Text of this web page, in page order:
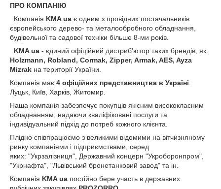
ПРО КОМПАНІЮ
Компанія KMA ua є одним з провідних постачальників
європейського дерево- та металообробного обладнання,
будівельної та садової техніки більше 8-ми років.
KMA ua - єдиний офіційний дистриб'ютор таких брендів, як:
Holzmann, Robland, Cormak, Zipper, Armak, AES, Ayza
Mizrak на території України.
Компанія має 4 офіційних представництва в Україні:
Луцьк, Київ, Харків, Житомир.
Наша компанія забезпечує покупців якісним висококласним
обладнанням, надаючи кваліфіковані послуги та
індивідуальний підхід до потреб кожного клієнта.
Плідно співпрацюємо з великими відомими на вітчизняному
ринку компаніями і підприємствами, серед
яких: "Укрзалізниця", Державний концерн "Укроборонпром",
"Укрнафта", "Львівський бронетанковий завод" та ін.
Компанія KMA ua постійно бере участь в державних